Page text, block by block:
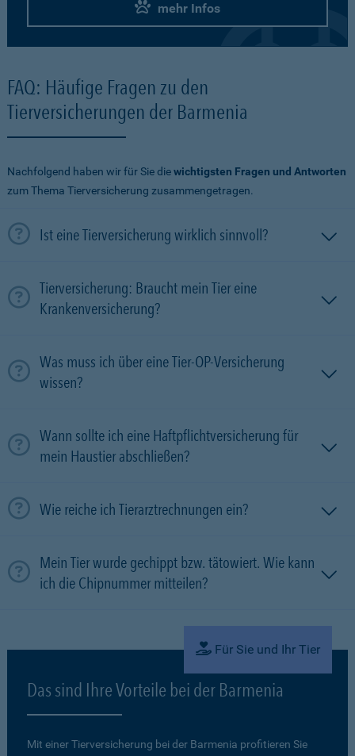
mehr Infos
FAQ: Häufige Fragen zu den
Tierversicherungen der Barmenia
Nachfolgend haben wir für Sie diewichtigsten Fragen und Antworten
zum Thema Tierversicherung zusammengetragen.
Ist eine Tierversicherung wirklich sinnvoll?
Tierversicherung: Braucht mein Tier eine
Krankenversicherung?
Was muss ich über eine Tier-OP-Versicherung
wissen?
Wann sollte ich eine Haftpflichtversicherung für
mein Haustier abschließen?
Wie reiche ich Tierarztrechnungen ein?
Mein Tier wurde gechippt bzw. tätowiert. Wie kann
ich die Chipnummer mitteilen?
Für Sie und Ihr Tier
Das sind Ihre Vorteile bei der Barmenia
Mit einer Tierversicherung bei der Barmenia profitieren Sie